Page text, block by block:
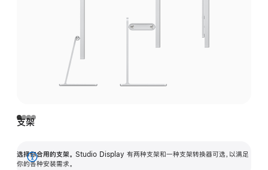
支架
选择你合用的支架。 Studio Display 有两种支架和一种支架转换器可选，以满足
你的各种安装需求。
展